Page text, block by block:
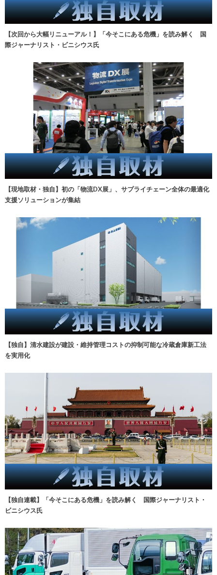
【次回から大幅リニューアル！】「今そこにある危機」を読み解く 国
際ジャーナリスト・ビニシウス氏
【現地取材・独自】初の「物流DX展」、サプライチェーン全体の最適化
支援ソリューションが集結
【独自】清水建設が建設・維持管理コストの抑制可能な冷蔵倉庫新工法
を実用化
【独自連載】「今そこにある危機」を読み解く 国際ジャーナリスト・
ビニシウス氏